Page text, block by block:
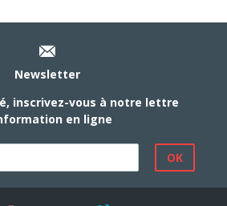
Newsletter
inscrivez-vous à notre lettre
en ligne